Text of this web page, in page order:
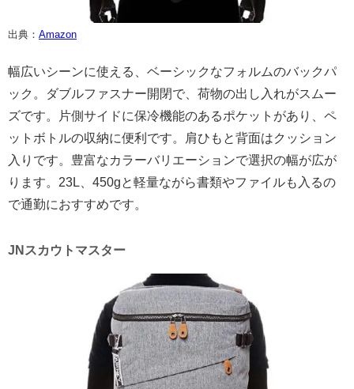
出典： Amazon
幅広いシーンに使える、ベーシックなフォルムのバックパ
ック。ダブルファスナー開閉で、荷物の出し入れがスムー
ズです。片側サイドに保冷機能のあるポケットがあり、ペ
ットボトルの収納に便利です。肩ひもと背面はクッション
入りです。豊富なカラーバリエーションで選択の幅が広が
ります。23L、450gと軽量ながら書類やファイルも入るの
で通勤におすすめです。
JNスカウトマスター